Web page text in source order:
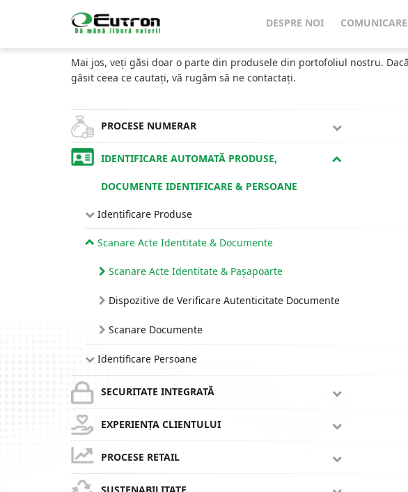
DESPRE NOI COMUNICARE
Home
CATALOG
Mai jos, veți găsi doar o parte din produsele din portofoliul nostru.
găsit ceea ce cautați, vă rugăm să ne contactați.
PROCESE NUMERAR
IDENTIFICARE AUTOMATĂ PRODUSE,
DOCUMENTE IDENTIFICARE & PERSOANE
Identificare Produse
Scanare Acte Identitate & Documente
Scanare Acte Identitate & Pașapoarte
Dispozitive de Verificare Autenticitate Documente
Scanare Documente
Identificare Persoane
SECURITATE INTEGRATĂ
EXPERIENȚA CLIENTULUI
PROCESE RETAIL